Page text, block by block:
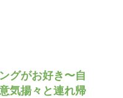
グがお好き〜自
気揚々と連れ帰